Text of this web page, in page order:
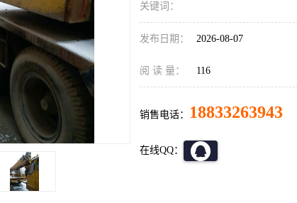
关键词：
发布日期： 2026-08-07
阅 读 量： 116
销售电话： 18833263943
在线QQ：